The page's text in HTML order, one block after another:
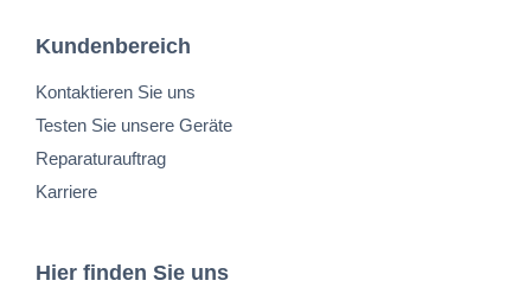
Kundenbereich
Kontaktieren Sie uns
Testen Sie unsere Geräte
Reparaturauftrag
Karriere
Hier finden Sie uns